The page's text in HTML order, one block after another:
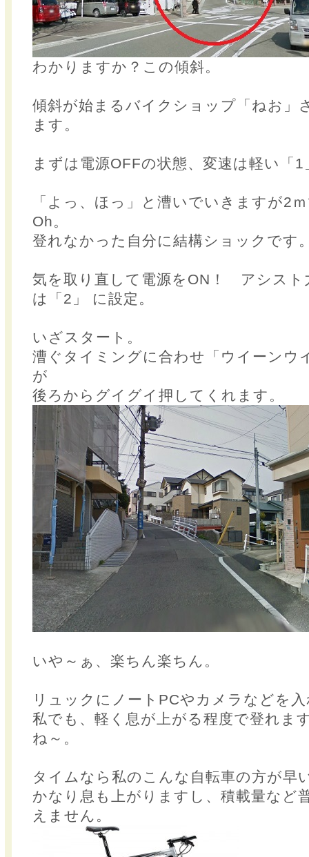
わかりますか？この傾斜。
傾斜が始まるバイクショップ「ねお」
ます。
まずは電源OFFの状態、変速は軽い「1
「よっ、ほっ」と漕いでいきますが2
Oh。
登れなかった自分に結構ショックです
気を取り直して電源をON！ アシスト
は「2」 に設定。
いざスタート。
漕ぐタイミングに合わせ「ウイーンウ
が
後ろからグイグイ押してくれます。
いや～ぁ、楽ちん楽ちん。
リュックにノートPCやカメラなどを
私でも、軽く息が上がる程度で登れま
ね～。
タイムなら私のこんな自転車の方が早
かなり息も上がりますし、積載量など
えません。